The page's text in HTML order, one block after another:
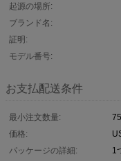
起源の場所:
ブランド名:
証明:
モデル番号:
お支払配送条件
最小注文数量:
価格:
パッケージの詳細:
1